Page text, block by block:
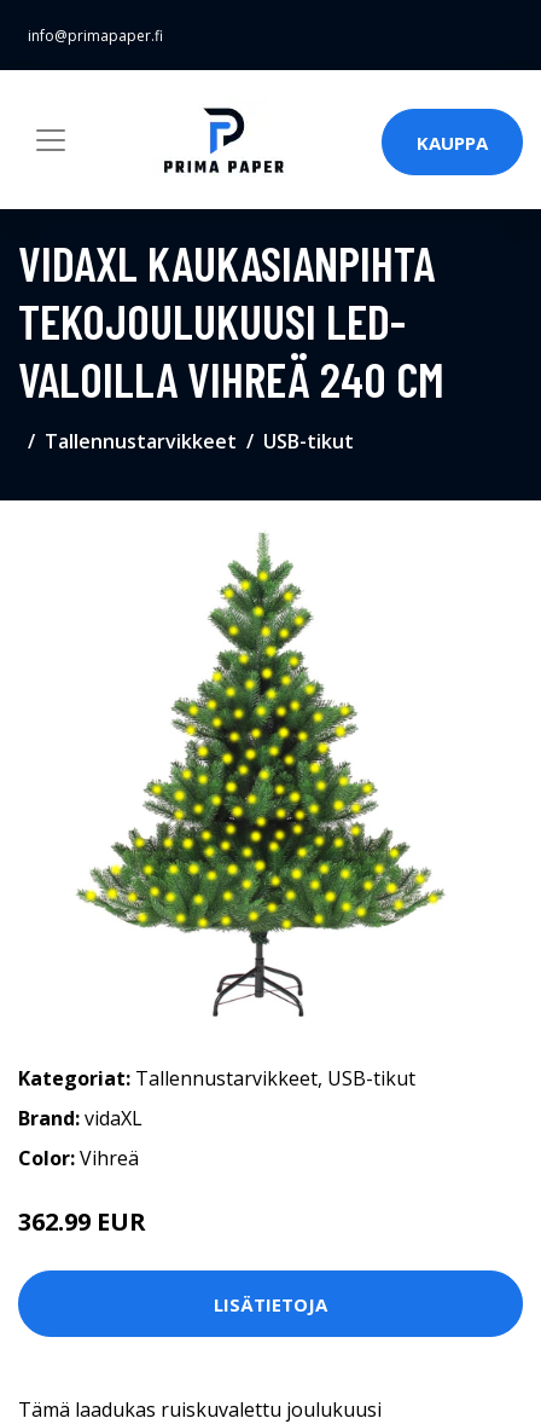
info@primapaper.fi
KAUPPA
VIDAXL KAUKASIANPIHTA
TEKOJOULUKUUSI LED-
VALOILLA VIHREÄ 240 CM
Tallennustarvikkeet USB-tikut
Kategoriat: Tallennustarvikkeet, USB-tikut
Brand:vidaXL
Color:Vihreä
362.99 EUR
LISÄTIETOJA
Tämä laadukas ruiskuvalettu joulukuusi